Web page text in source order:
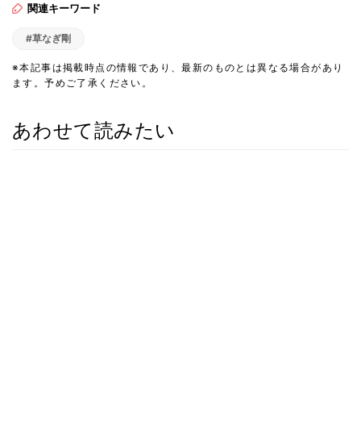
関連キーワード
#草なぎ剛
※本記事は掲載時点の情報であり、最新のものとは異なる場合があり
ます。予めご了承ください。
あわせて読みたい